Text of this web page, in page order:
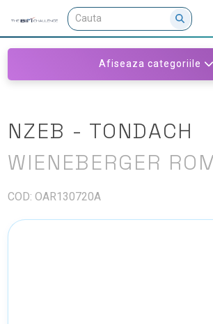
Afiseaza categoriile
NZEB - TONDACH
WIENEBERGER
COD: OAR130720A